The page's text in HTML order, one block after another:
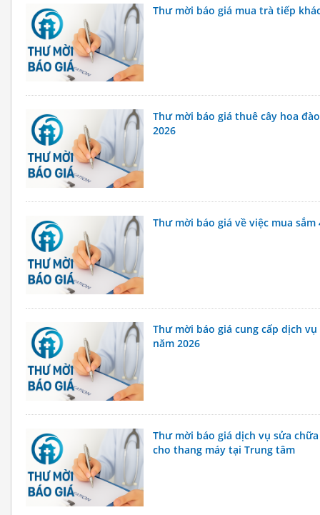
Thư mời báo giá mua trà tiếp
Thư mời báo giá thuê cây hoa
2026
Thư mời báo giá về việc mua
Thư mời báo giá cung cấp dịch
năm 2026
Thư mời báo giá dịch vụ sửa
cho thang máy tại Trung tâm